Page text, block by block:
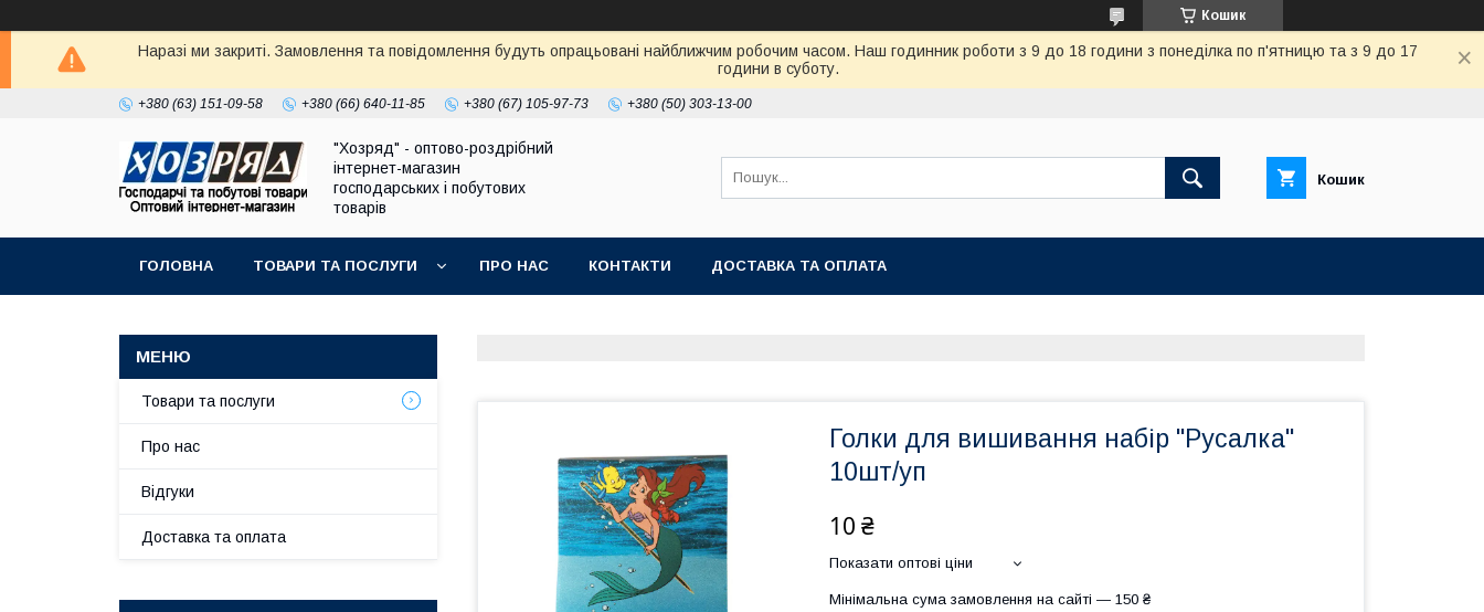
Кошик
Наразі ми закриті. Замовлення та повідомлення будуть опрацьовані найближчим робочим часом. Наш годинник роботи з 9 до 18 години з понеділка по п'ятницю та з 9 до 17
години в суботу.
+380 (63) 151-09-58 +380 (66) 640-11-85 +380 (67) 105-97-73 +380 (50) 303-13-00
"Хозряд" - оптово-роздрібний
інтернет-магазин
господарських і побутових
товарів
Кошик
ГОЛОВНА ТОВАРИ ТА ПОСЛУГИ ПРО НАС КОНТАКТИ ДОСТАВКА ТА ОПЛАТА
Голки для вишивання набір "Русалка"
10шт/уп
10 ₴
Показати оптові ціни
Мінімальна сума замовлення на сайті — 150 ₴
Товари та послуги
Про нас
Відгуки
Доставка та оплата